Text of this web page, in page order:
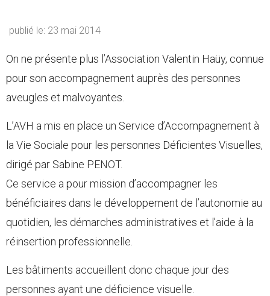
publié le: 23 mai 2014
On ne présente plus l’Association Valentin Haüy, connue
pour son accompagnement auprès des personnes
aveugles et malvoyantes.
L’AVH a mis en place un Service d’Accompagnement à
la Vie Sociale pour les personnes Déficientes Visuelles,
dirigé par Sabine PENOT.
Ce service a pour mission d’accompagner les
bénéficiaires dans le développement de l’autonomie au
quotidien, les démarches administratives et l’aide à la
réinsertion professionnelle.
Les bâtiments accueillent donc chaque jour des
personnes ayant une déficience visuelle.